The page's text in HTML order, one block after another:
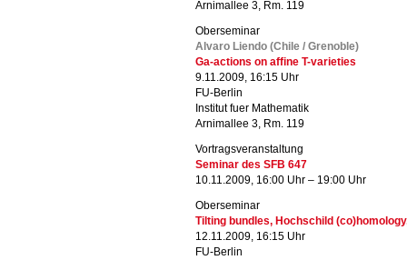
Arnimallee 3, Rm. 119
Oberseminar
Alvaro Liendo (Chile / Grenoble)
Ga-actions on affine T-varieties
9.11.2009, 16:15 Uhr
FU-Berlin
Institut fuer Mathematik
Arnimallee 3, Rm. 119
Vortragsveranstaltung
Seminar des SFB 647
10.11.2009, 16:00 Uhr – 19:00 Uhr
Oberseminar
Tilting bundles, Hochschild
12.11.2009, 16:15 Uhr
FU-Berlin